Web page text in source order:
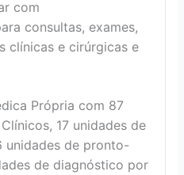
com
consultas, exames,
clínicas e cirúrgicas e
Própria com 87
17 unidades de
unidades de pronto-
de diagnóstico por